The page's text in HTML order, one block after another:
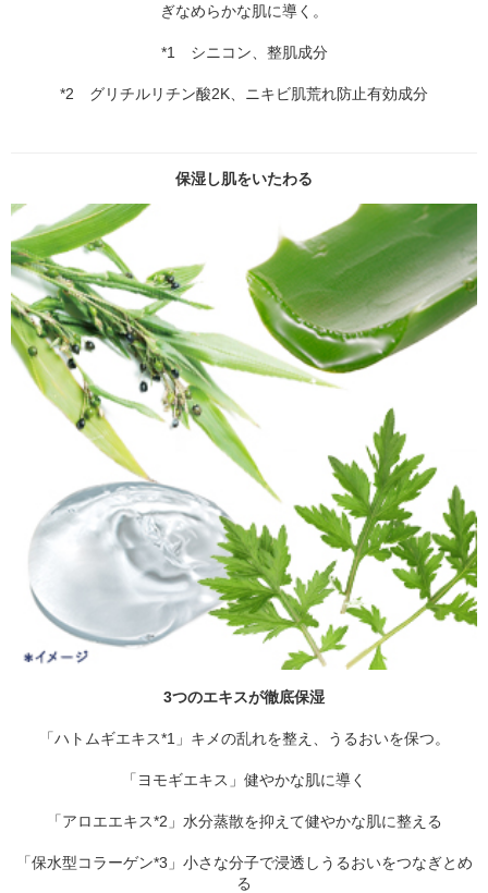
ぎなめらかな肌に導く。
*1 シニコン、整肌成分
*2 グリチルリチン酸2K、ニキビ肌荒れ防止有効成分
保湿し肌をいたわる
3つのエキスが徹底保湿
「ハトムギエキス*1」キメの乱れを整え、うるおいを保つ。
「ヨモギエキス」健やかな肌に導く
「アロエエキス*2」水分蒸散を抑えて健やかな肌に整える
「保水型コラーゲン*3」小さな分子で浸透しうるおいをつなぎとめ
る